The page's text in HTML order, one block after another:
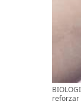
reforzar